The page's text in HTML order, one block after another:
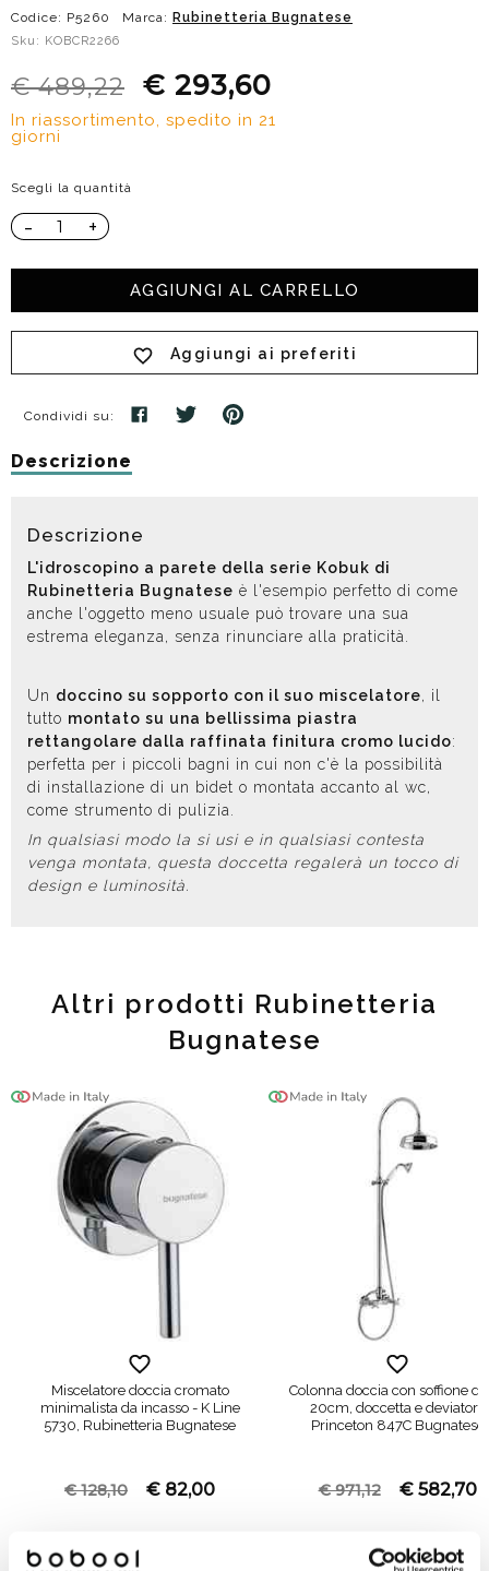
Codice: P5260 Marca: Rubinetteria Bugnatese
Sku: KOBCR2266
€ 489,22 € 293,60
In riassortimento, spedito in 21
giorni
Scegli la quantità
- +
AGGIUNGI AL CARRELLO
Aggiungi ai preferiti
Condividi su:
Descrizione
Descrizione
L'idroscopino a parete della serie Kobuk di
Rubinetteria Bugnatese è l'esempio perfetto di come
anche l'oggetto meno usuale può trovare una sua
estrema eleganza, senza rinunciare alla praticità.
Un doccino su sopporto con il suo miscelatore, il
tutto montato su una bellissima piastra
rettangolare dalla raffinata finitura cromo lucido:
perfetta per i piccoli bagni in cui non c'è la possibilità
di installazione di un bidet o montata accanto al wc,
come strumento di pulizia.
In qualsiasi modo la si usi e in qualsiasi contesta
venga montata, questa doccetta regalerà un tocco di
design e luminosità.
Altri prodotti Rubinetteria
Bugnatese
Miscelatore doccia cromato
minimalista da incasso - K Line
5730, Rubinetteria Bugnatese
€ 128,10 € 82,00
Colonna doccia con soffione
20cm, doccetta e deviatore
Princeton 847C Bugnatese
€ 971,12 € 582,70